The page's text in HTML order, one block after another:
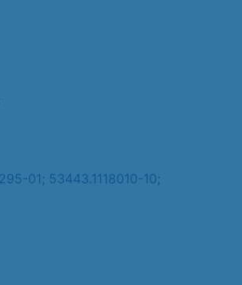
01; 53443.1118010-10;